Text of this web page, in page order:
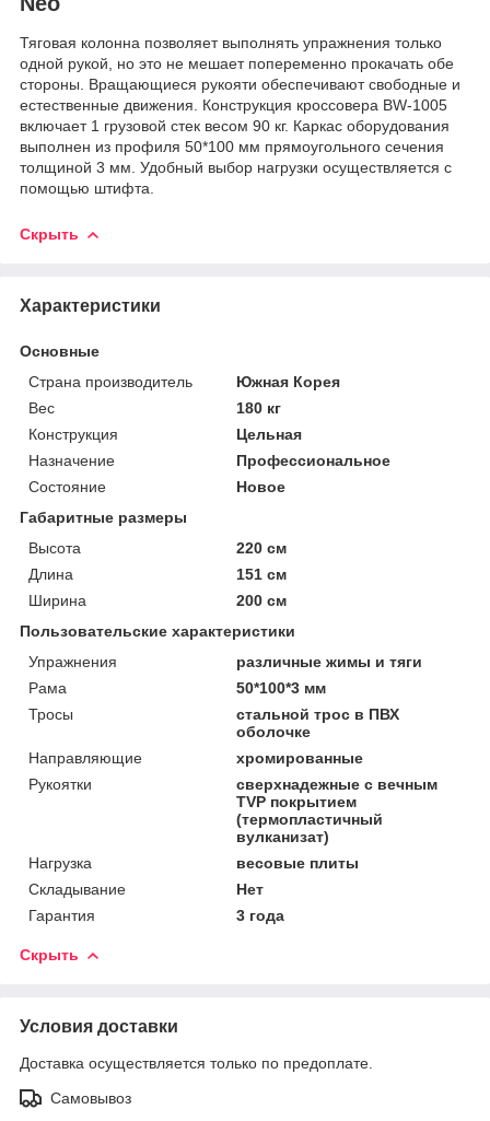
Тяговая колонна позволяет выполнять упражнения только
одной рукой, но это не мешает попеременно прокачать обе
стороны. Вращающиеся рукояти обеспечивают свободные и
естественные движения. Конструкция кроссовера BW-1005
включает 1 грузовой стек весом 90 кг. Каркас оборудования
выполнен из профиля 50*100 мм прямоугольного сечения
толщиной 3 мм. Удобный выбор нагрузки осуществляется с
помощью штифта.
Скрыть
Характеристики
Основные
Страна производитель
Южная Корея
Вес
180 кг
Конструкция
Цельная
Назначение
Профессиональное
Состояние
Новое
Габаритные размеры
Высота
220 см
Длина
151 см
Ширина
200 см
Пользовательские характеристики
Упражнения
различные жимы и тяги
Рама
50*100*3 мм
Тросы
стальной трос в ПВХ
оболочке
Направляющие
хромированные
Рукоятки
сверхнадежные с вечным
TVP покрытием
(термопластичный
вулканизат)
Нагрузка
весовые плиты
Складывание
Нет
Гарантия
3 года
Скрыть
Условия доставки
Доставка осуществляется только по предоплате.
Самовывоз